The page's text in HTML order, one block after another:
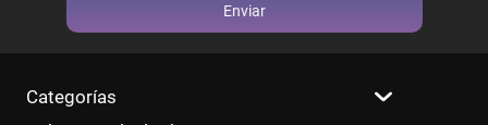
Enviar
Categorías